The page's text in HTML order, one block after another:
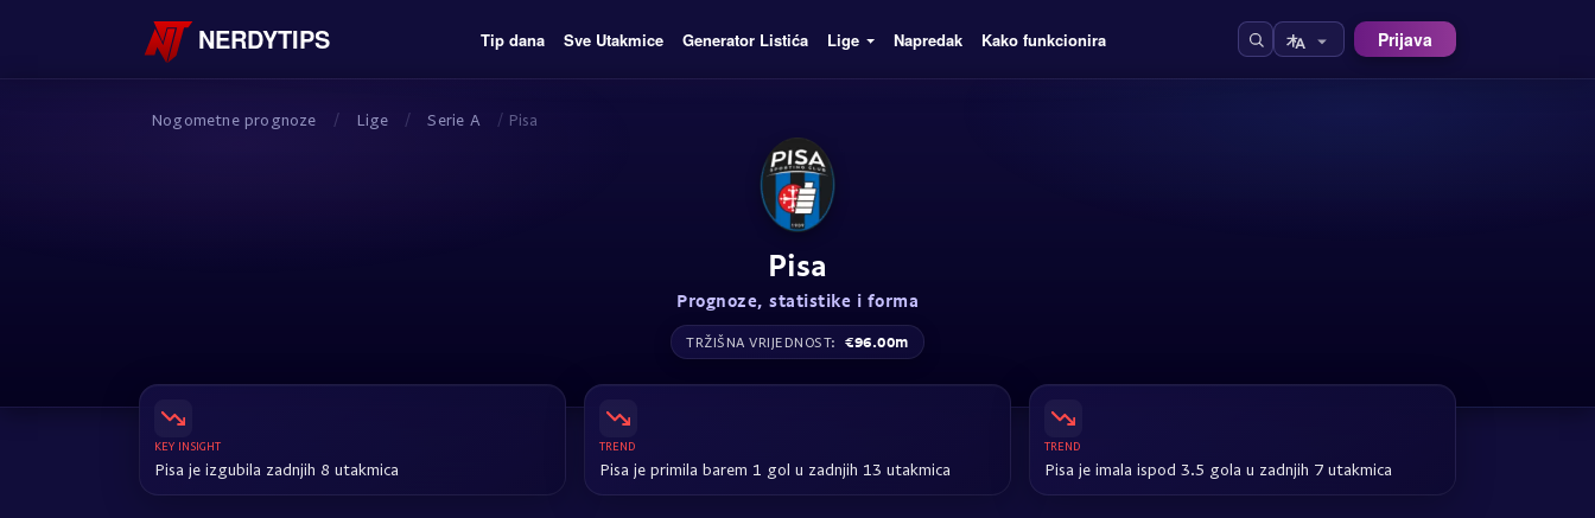
NERDYTIPS Tip dana Sve Utakmice Generator Listića Lige Napredak Kako funkcionira Prijava
Nogometne prognoze / Lige / Serie A / Pisa
Pisa
Prognoze, statistike i forma
TRŽIŠNA VRIJEDNOST: €96.00m
KEY INSIGHT
Pisa je izgubila zadnjih 8 utakmica
TREND
Pisa je primila barem 1 gol u zadnjih 13 utakmica
TREND
Pisa je imala ispod 3.5 gola u zadnjih 7 utakmica